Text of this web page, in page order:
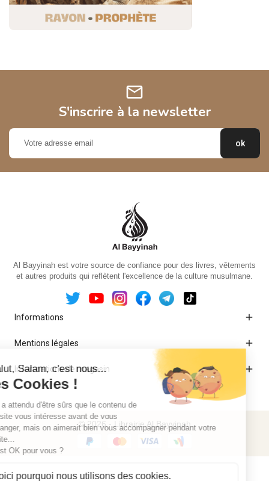
mail
S'inscrire à la newsletter
Al Bayyinah est votre source de confiance pour des livres, vêtements
et autres produits qui reflètent l'excellence de la culture musulmane.
Informations 
Mentions légales 
Informations de magasin 
© 2026 - Librairie Al Bayyinah